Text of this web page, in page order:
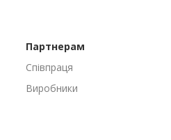
Партнерам
Співпраця
Виробники